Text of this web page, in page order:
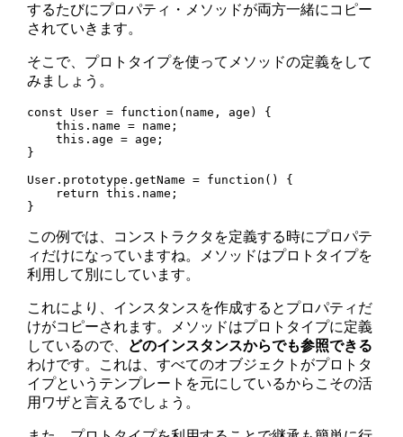
するたびにプロパティ・メソッドが両方一緒にコピー
されていきます。
そこで、プロトタイプを使ってメソッドの定義をして
みましょう。
const User = function(name, age) {
    this.name = name;
    this.age = age;
}
User.prototype.getName = function() {
    return this.name;
この例では、コンストラクタを定義する時にプロパテ
ィだけになっていますね。メソッドはプロトタイプを
利用して別にしています。
これにより、インスタンスを作成するとプロパティだ
けがコピーされます。メソッドはプロトタイプに定義
しているので、 どのインスタンスからでも参照できる
わけです。これは、すべてのオブジェクトがプロトタ
イプというテンプレートを元にしているからこその活
用ワザと言えるでしょう。